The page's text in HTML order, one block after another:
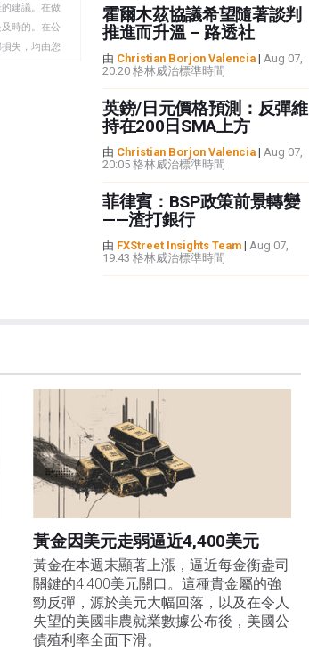
建議。在做
時的。在公
失，均由您
霍爾木茲協議希望隨著談判
推進而升溫 – 路透社
由 Christian Borjon Valencia| Aug 07,
20:20 格林威治標準時間
英鎊/日元價格預測：反彈維
持在200日SMA上方
由 Christian Borjon Valencia| Aug 07,
20:05 格林威治標準時間
菲律賓：BSP政策前景轉變
——渣打銀行
由 FXStreet Insights Team| Aug 07,
19:43 格林威治標準時間
黃金因美元走弱逼近4,400美元
黃金在本週末顯著上漲，逼近每金衡盎司
關鍵的4,400美元關口。這種貴金屬的強
勁反彈，源於美元大幅回落，以及在令人
失望的美國非農就業數據公布後，美國公
債殖利率全面下滑。